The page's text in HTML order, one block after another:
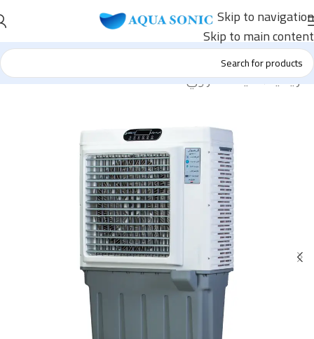
Skip to navigation
Skip to main content
الرئيسية/مكيف صحراوي